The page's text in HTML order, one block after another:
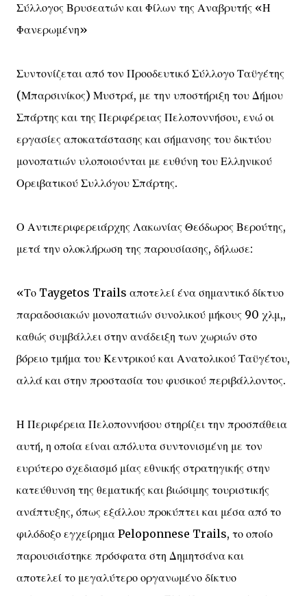
Σύλλογος Βρυσεατών και Φίλων της Αναβρυτής «Η
Φανερωμένη»
Συντονίζεται από τον Προοδευτικό Σύλλογο Ταϋγέτης
(Μπαρσινίκος) Μυστρά, με την υποστήριξη του Δήμου
Σπάρτης και της Περιφέρειας Πελοποννήσου, ενώ οι
εργασίες αποκατάστασης και σήμανσης του δικτύου
μονοπατιών υλοποιούνται με ευθύνη του Ελληνικού
Ορειβατικού Συλλόγου Σπάρτης.
Ο Αντιπεριφερειάρχης Λακωνίας Θεόδωρος Βερούτης,
μετά την ολοκλήρωση της παρουσίασης, δήλωσε:
«Το Taygetos Trails αποτελεί ένα σημαντικό δίκτυο
παραδοσιακών μονοπατιών συνολικού μήκους 90 χλμ,,
καθώς συμβάλλει στην ανάδειξη των χωριών στο
βόρειο τμήμα του Κεντρικού και Ανατολικού Ταϋγέτου,
αλλά και στην προστασία του φυσικού περιβάλλοντος.
Η Περιφέρεια Πελοποννήσου στηρίζει την προσπάθεια
αυτή, η οποία είναι απόλυτα συντονισμένη με τον
ευρύτερο σχεδιασμό μίας εθνικής στρατηγικής στην
κατεύθυνση της θεματικής και βιώσιμης τουριστικής
ανάπτυξης, όπως εξάλλου προκύπτει και μέσα από το
φιλόδοξο εγχείρημα Peloponnese Trails, το οποίο
παρουσιάστηκε πρόσφατα στη Δημητσάνα και
αποτελεί το μεγαλύτερο οργανωμένο δίκτυο